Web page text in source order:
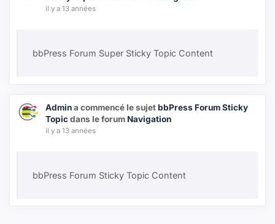
il y a 13 années
bbPress Forum Super Sticky Topic Content
Admina commencé le sujetbbPress Forum Sticky
Topicdans le forumNavigation
il y a 13 années
bbPress Forum Sticky Topic Content